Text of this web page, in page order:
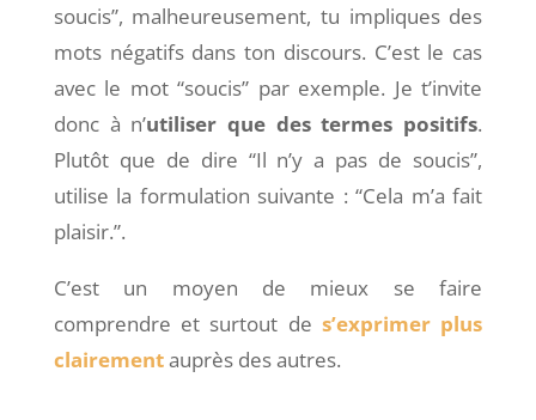
soucis”, malheureusement, tu impliques des
mots négatifs dans ton discours. C’est le cas
avec le mot “soucis” par exemple. Je t’invite
donc à n’utiliser que des termes positifs.
Plutôt que de dire “Il n’y a pas de soucis”,
utilise la formulation suivante : “Cela m’a fait
plaisir.”.
C’est un moyen de mieux se faire
comprendre et surtout de s’exprimer plus
clairementauprès des autres.